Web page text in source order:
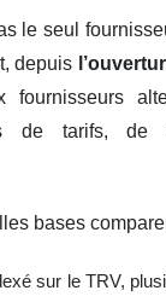
le seul
depuis
fournisseurs
de tarifs, de
bases
sur le TRV,